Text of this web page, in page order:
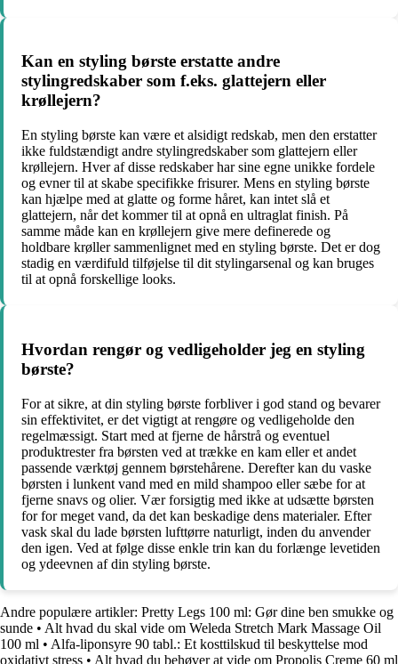
Kan en styling børste erstatte andre
stylingredskaber som f.eks. glattejern eller
krøllejern?
En styling børste kan være et alsidigt redskab, men den erstatter
ikke fuldstændigt andre stylingredskaber som glattejern eller
krøllejern. Hver af disse redskaber har sine egne unikke fordele
og evner til at skabe specifikke frisurer. Mens en styling børste
kan hjælpe med at glatte og forme håret, kan intet slå et
glattejern, når det kommer til at opnå en ultraglat finish. På
samme måde kan en krøllejern give mere definerede og
holdbare krøller sammenlignet med en styling børste. Det er dog
stadig en værdifuld tilføjelse til dit stylingarsenal og kan bruges
til at opnå forskellige looks.
Hvordan rengør og vedligeholder jeg en styling
børste?
For at sikre, at din styling børste forbliver i god stand og bevarer
sin effektivitet, er det vigtigt at rengøre og vedligeholde den
regelmæssigt. Start med at fjerne de hårstrå og eventuel
produktrester fra børsten ved at trække en kam eller et andet
passende værktøj gennem børstehårene. Derefter kan du vaske
børsten i lunkent vand med en mild shampoo eller sæbe for at
fjerne snavs og olier. Vær forsigtig med ikke at udsætte børsten
for for meget vand, da det kan beskadige dens materialer. Efter
vask skal du lade børsten lufttørre naturligt, inden du anvender
den igen. Ved at følge disse enkle trin kan du forlænge levetiden
og ydeevnen af din styling børste.
Andre populære artikler: Pretty Legs 100 ml: Gør dine ben smukke og
sunde • Alt hvad du skal vide om Weleda Stretch Mark Massage Oil
100 ml • Alfa-liponsyre 90 tabl.: Et kosttilskud til beskyttelse mod
oxidativt stress • Alt hvad du behøver at vide om Propolis Creme 60 ml